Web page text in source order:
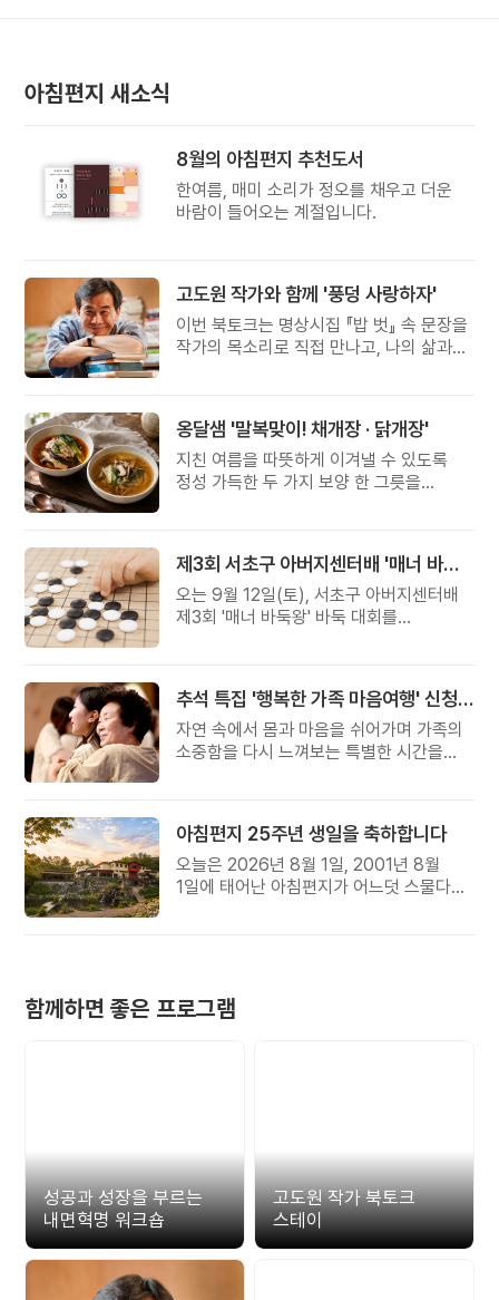
아침편지 새소식
8월의 아침편지 추천도서
한여름, 매미 소리가 정오를 채우고 더운
바람이 들어오는 계절입니다.
고도원 작가와 함께 '풍덩 사랑하자'
이번 북토크는 명상시집 『밥 벗』 속 문장을
작가의 목소리로 직접 만나고, 나의 삶과
옹달샘 '말복맞이! 채개장 · 닭개장'
지친 여름을 따뜻하게 이겨낼 수 있도록
정성 가득한 두 가지 보양 한 그릇을
제3회 서초구 아버지센터배 '매너 바둑왕' 대회
오는 9월 12일(토), 서초구 아버지센터배
제3회 '매너 바둑왕' 바둑 대회를
추석 특집 '행복한 가족 마음여행' 신청 안내
자연 속에서 몸과 마음을 쉬어가며 가족의
소중함을 다시 느껴보는 특별한 시간을
아침편지 25주년 생일을 축하합니다
오늘은 2026년 8월 1일, 2001년 8월
1일에 태어난 아침편지가 어느덧 스물다섯
함께하면 좋은 프로그램
성공과 성장을 부르는
내면혁명 워크숍
고도원 작가 북토크
스테이